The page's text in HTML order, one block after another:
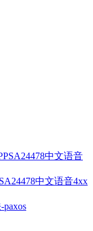
中文语音4xx